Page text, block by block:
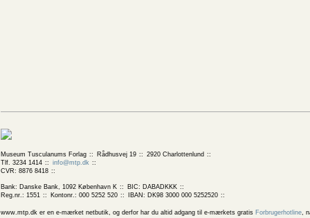
Museum Tusculanums Forlag Rådhusvej 19
2920 Charlottenlund
Tlf. 3234 1414
info@mtp.dk
CVR: 8876 8418
Bank: Danske Bank, 1092 København K
BIC: DABADKKK
Reg.nr.: 1551
Kontonr.: 000 5252 520 IBAN: DK98 3000 000 5252520
www.mtp.dk er en e-mærket netbutik, og derfor har du altid adgang til e-mærkets gratis Forbrugerhotline,